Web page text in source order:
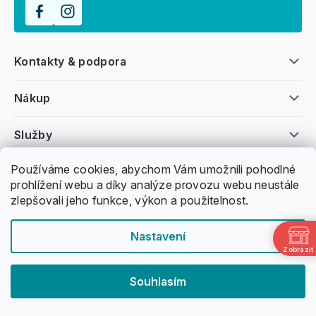
Používáme cookies, abychom Vám umožnili pohodlné
prohlížení webu a díky analýze provozu webu neustále
zlepšovali jeho funkce, výkon a použitelnost.
Nastavení
Souhlasím
Všeobecné informace
Nákup
Kontakty & podpora
Služby
Nakódoval Pavel Kuneš
Vytvořil Shoptet
Zobrazit